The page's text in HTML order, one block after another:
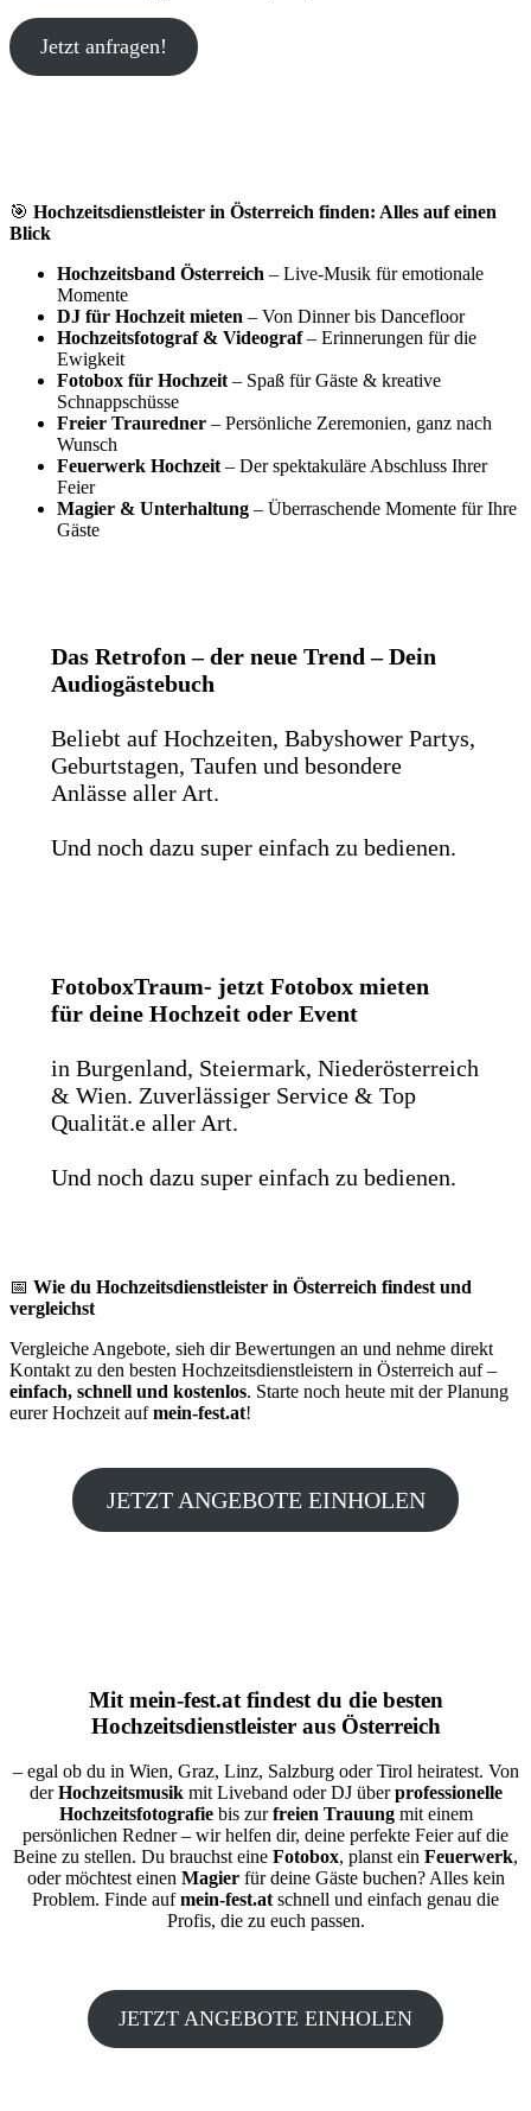
Jetzt anfragen!
🎯 Hochzeitsdienstleister in Österreich finden: Alles auf einen
Blick
Hochzeitsband Österreich – Live-Musik für emotionale
Momente
DJ für Hochzeit mieten – Von Dinner bis Dancefloor
Hochzeitsfotograf & Videograf– Erinnerungen für die
Ewigkeit
Fotobox für Hochzeit – Spaß für Gäste & kreative
Schnappschüsse
Freier Trauredner – Persönliche Zeremonien, ganz nach
Wunsch
Feuerwerk Hochzeit – Der spektakuläre Abschluss Ihrer
Feier
Magier & Unterhaltung – Überraschende Momente für Ihre
Gäste
Das Retrofon – der neue Trend – Dein
Audiogästebuch
Beliebt auf Hochzeiten, Babyshower Partys,
Geburtstagen, Taufen und besondere
Anlässe aller Art.
Und noch dazu super einfach zu bedienen.
FotoboxTraum- jetzt Fotobox mieten
für deine Hochzeit oder Event
in Burgenland, Steiermark, Niederösterreich
& Wien. Zuverlässiger Service & Top
Qualität.e aller Art.
Und noch dazu super einfach zu bedienen.
📅 Wie du Hochzeitsdienstleister in Österreich findest und
vergleichst
Vergleiche Angebote, sieh dir Bewertungen an und nehme direkt
Kontakt zu den besten Hochzeitsdienstleistern in Österreich auf –
einfach, schnell und kostenlos. Starte noch heute mit der Planung
eurer Hochzeit aufmein-fest.at!
JETZT ANGEBOTE EINHOLEN
Mit mein-fest.atfindest du die besten
Hochzeitsdienstleister aus Österreich
– egal ob du in Wien, Graz, Linz, Salzburg oder Tirol heiratest. Von
derHochzeitsmusikmit Liveband oder DJ überprofessionelle
Hochzeitsfotografiebis zurfreien Trauungmit einem
persönlichen Redner – wir helfen dir, deine perfekte Feier auf die
Beine zu stellen. Du brauchst eine Fotobox, planst ein Feuerwerk,
oder möchtest einen Magierfür deine Gäste buchen? Alles kein
Problem. Finde aufmein-fest.atschnell und einfach genau die
Profis, die zu euch passen.
JETZT ANGEBOTE EINHOLEN